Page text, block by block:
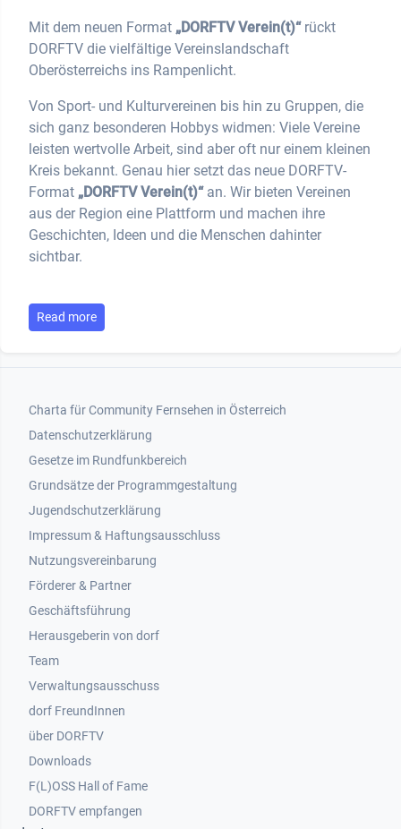
Mit dem neuen Format „DORFTV Verein(t)“rückt
DORFTV die vielfältige Vereinslandschaft
Oberösterreichs ins Rampenlicht.
Von Sport- und Kulturvereinen bis hin zu Gruppen, die
sich ganz besonderen Hobbys widmen: Viele Vereine
leisten wertvolle Arbeit, sind aber oft nur einem kleinen
Kreis bekannt. Genau hier setzt das neue DORFTV-
Format „DORFTV Verein(t)“an. Wir bieten Vereinen
aus der Region eine Plattform und machen ihre
Geschichten, Ideen und die Menschen dahinter
sichtbar.
Read more
Footer 1
Charta für Community Fernsehen in Österreich
Datenschutzerklärung
Gesetze im Rundfunkbereich
Grundsätze der Programmgestaltung
Jugendschutzerklärung
Impressum & Haftungsausschluss
Nutzungsvereinbarung
Footer 2
Förderer & Partner
Geschäftsführung
Herausgeberin von dorf
Team
Verwaltungsausschuss
dorf FreundInnen
Footer 3
über DORFTV
Downloads
F(L)OSS Hall of Fame
Footer 4
DORFTV empfangen